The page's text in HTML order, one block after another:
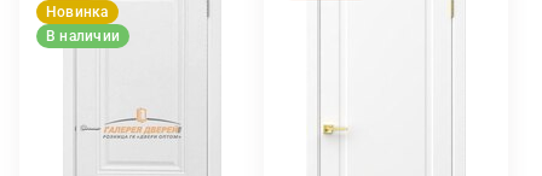
Новинка
В наличии